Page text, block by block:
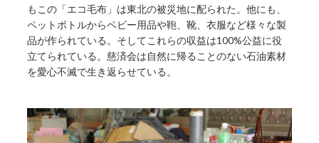
もこの「エコ毛布」は東北の被災地に配られた。他にも、
ペットボトルからベビー用品や鞄、靴、衣服など様々な製
品が作られている。そしてこれらの収益は100%公益に役
立てられている。慈済会は自然に帰ることのない石油素材
を愛心不滅で生き返らせている。